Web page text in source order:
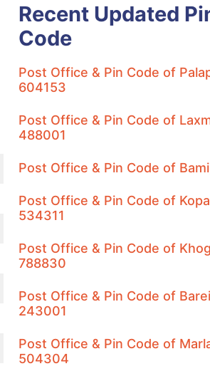
Recent Updated
Code
Post Office & Pin Code of
604153
Post Office & Pin Code of
488001
Post Office & Pin Code of
Post Office & Pin Code of
534311
Post Office & Pin Code of
788830
Post Office & Pin Code of
243001
Post Office & Pin Code of
504304